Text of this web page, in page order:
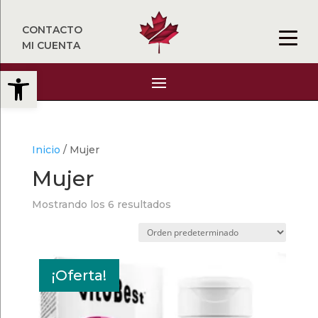
Abrir barra de herramientas
CONTACTO
MI CUENTA
Inicio / Mujer
Mujer
Mostrando los 6 resultados
¡Oferta!